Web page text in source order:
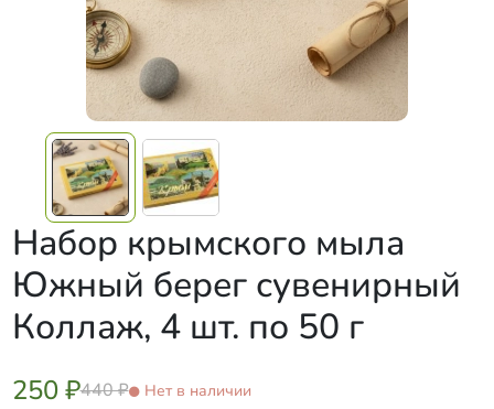
Набор крымского мыла
Южный берег сувенирный
Коллаж, 4 шт. по 50 г
250 ₽440 ₽ Нет в наличии